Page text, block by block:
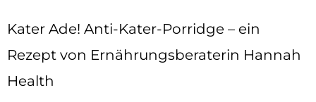
Kater Ade! Anti-Kater-Porridge – ein
Rezept von Ernährungsberaterin Hannah
Health